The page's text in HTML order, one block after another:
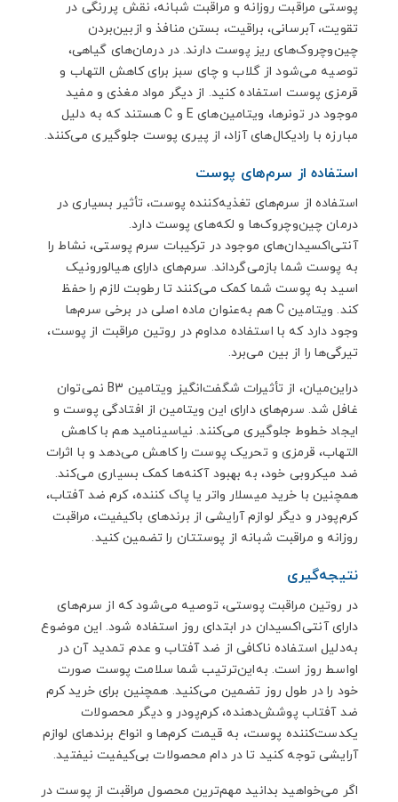
پوستی مراقبت روزانه و مراقبت شبانه، نقش پررنگی در
تقویت، آبرسانی، براقیت، بستن منافذ و ازبین‌بردن
چین‌وچروک‌های ریز پوست دارند. در درمان‌های گیاهی،
توصیه می‌شود از گلاب و چای سبز برای کاهش التهاب و
قرمزی پوست استفاده کنید. از دیگر مواد مغذی و مفید
موجود در تونرها، ویتامین‌های E و C هستند که به دلیل
مبارزه با رادیکال‌های آزاد، از پیری پوست جلوگیری می‌کنند.
استفاده از سرم‌های پوست
استفاده از سرم‌های تغذیه‌کننده پوست، تأثیر بسیاری در
درمان چین‌وچروک‌ها و لکه‌های پوست دارد.
آنتی‌اکسیدان‌های موجود در ترکیبات سرم پوستی، نشاط را
به پوست شما بازمی‌گرداند. سرم‌های دارای هیالورونیک
اسید به پوست شما کمک می‌کنند تا رطوبت لازم را حفظ
کند. ویتامین Cهم به‌عنوان ماده اصلی در برخی سرم‌ها
وجود دارد که با استفاده مداوم در روتین مراقبت از پوست،
تیرگی‌ها را از بین می‌برد.
دراین‌میان، از تأثیرات شگفت‌انگیز ویتامین B3نمی‌توان
غافل شد. سرم‌های دارای این ویتامین از افتادگی پوست و
ایجاد خطوط جلوگیری می‌کنند. نیاسینامید هم با کاهش
التهاب، قرمزی و تحریک پوست را کاهش می‌دهد و با اثرات
ضد میکروبی خود، به بهبود آکنه‌ها کمک بسیاری می‌کند.
همچنین با خرید میسلار واتر یا پاک کننده، کرم ضد آفتاب،
کرم‌پودر و دیگر لوازم آرایشی از برندهای باکیفیت، مراقبت
روزانه و مراقبت شبانه از پوستتان را تضمین کنید.
نتیجه‌گیری
در روتین مراقبت پوستی، توصیه می‌شود که از سرم‌های
دارای آنتی‌اکسیدان در ابتدای روز استفاده شود. این موضوع
به‌دلیل استفاده ناکافی از ضد آفتاب و عدم تمدید آن در
اواسط روز است. به‌این‌ترتیب شما سلامت پوست صورت
خود را در طول روز تضمین می‌کنید. همچنین برای خرید کرم
ضد آفتاب پوشش‌دهنده، کرم‌پودر و دیگر محصولات
یکدست‌کننده پوست، به قیمت کرم‌ها و انواع برندهای لوازم
آرایشی توجه کنید تا در دام محصولات بی‌کیفیت نیفتید.
اگر می‌خواهید بدانید مهم‌ترین محصول مراقبت از پوست در